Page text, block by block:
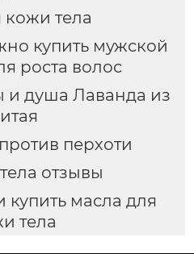
кожи тела
купить мужской
роста волос
и душа Лаванда из
перхоти
отзывы
масла для
тела